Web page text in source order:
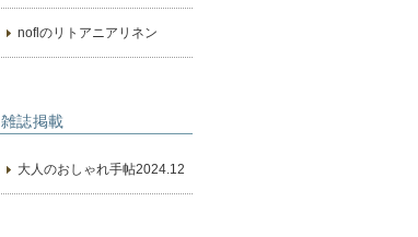
noflのリトアニアリネン
雑誌掲載
大人のおしゃれ手帖2024.12